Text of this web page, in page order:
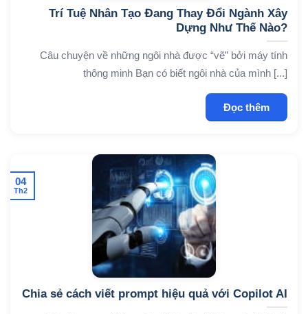
Trí Tuệ Nhân Tạo Đang Thay Đổi Ngành Xây
Dựng Như Thế Nào?
Câu chuyện về những ngôi nhà được “vẽ” bởi máy tính
thông minh Bạn có biết ngôi nhà của mình [...]
Đọc thêm
Chia sẻ cách viết prompt hiệu quả với Copilot AI
04
Th2